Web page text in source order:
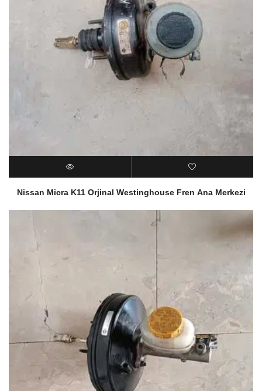
Nissan Micra K11 Orjinal Westinghouse Fren Ana Merkezi